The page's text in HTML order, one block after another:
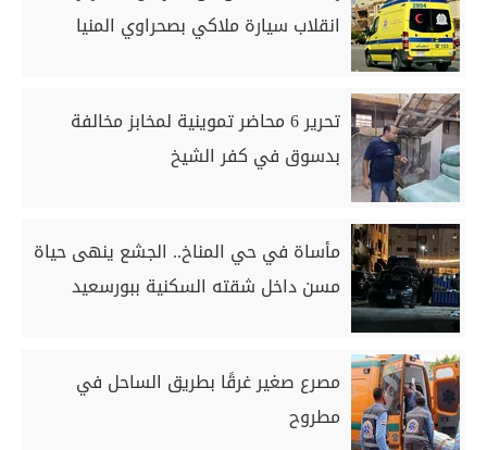
انقلاب سيارة ملاكي بصحراوي المنيا
تحرير 6 محاضر تموينية لمخابز مخالفة
بدسوق في كفر الشيخ
مأساة في حي المناخ.. الجشع ينهى حياة
مسن داخل شقته السكنية ببورسعيد
مصرع صغير غرقًا بطريق الساحل في
مطروح